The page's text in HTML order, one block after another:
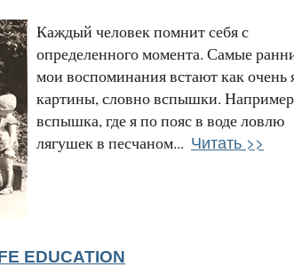
Каждый человек помнит себя с
определенного момента. Самые
мои воспоминания встают как очень
картины, словно вспышки.
вспышка, где я по пояс в воде ловлю
лягушек в песчаном... Читать >>
EDUCATION